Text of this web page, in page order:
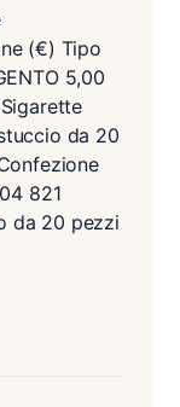
(€) Tipo
5,00
da 20
821
da 20 pezzi